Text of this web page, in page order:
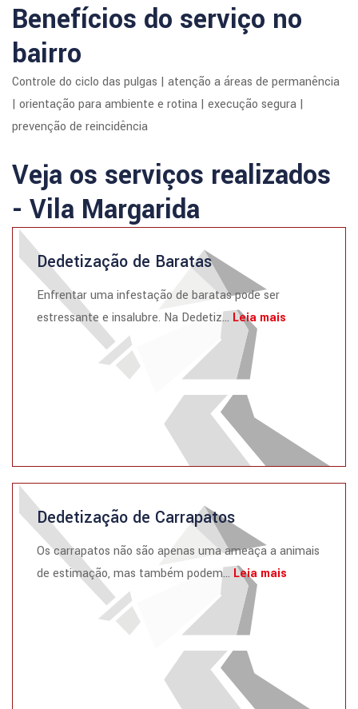
Benefícios do serviço no
bairro
Controle do ciclo das pulgas | atenção a áreas de permanência
| orientação para ambiente e rotina | execução segura |
prevenção de reincidência
Veja os serviços realizados
- Vila Margarida
Dedetização de Baratas
Enfrentar uma infestação de baratas pode ser
estressante e insalubre. Na Dedetiz... Leia mais
Dedetização de Carrapatos
Os carrapatos não são apenas uma ameaça a animais
de estimação, mas também podem... Leia mais